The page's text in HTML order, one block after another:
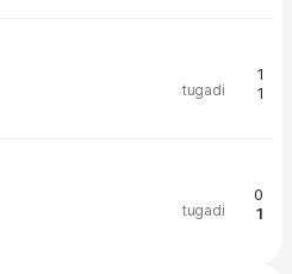
tugadi
1
1
tugadi
0
1